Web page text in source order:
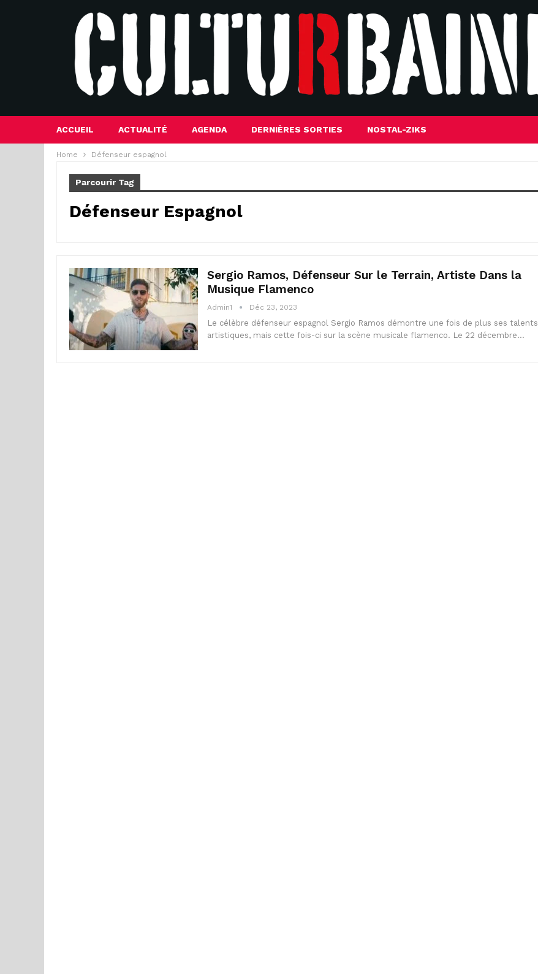
ACCUEIL ACTUALITÉ AGENDA DERNIÈRES SORTIES NOSTAL-ZIKS
Home Défenseur espagnol
Parcourir Tag
Défenseur Espagnol
Sergio Ramos, Défenseur Sur le Terrain, Artiste Dans la
Musique Flamenco
Admin1 Déc 23, 2023
Le célèbre défenseur espagnol Sergio Ramos démontre une fois de plus ses talents
artistiques, mais cette fois-ci sur la scène musicale flamenco. Le 22 décembre…